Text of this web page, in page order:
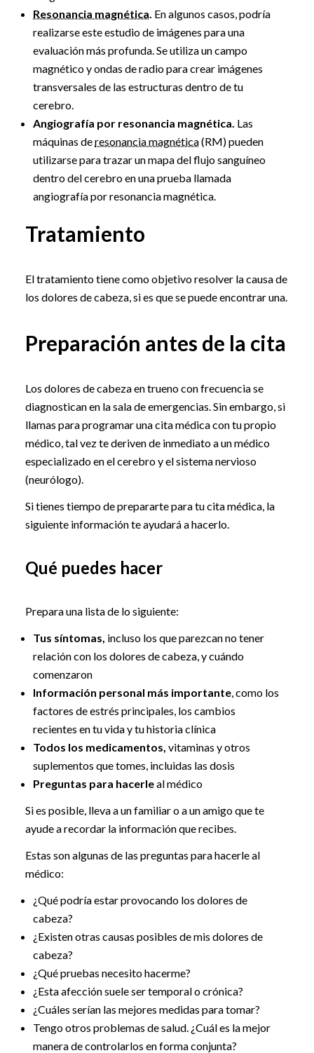
Resonancia magnética. En algunos casos, podría
realizarse este estudio de imágenes para una
evaluación más profunda. Se utiliza un campo
magnético y ondas de radio para crear imágenes
transversales de las estructuras dentro de tu
cerebro.
Angiografía por resonancia magnética. Las
máquinas deresonancia magnética(RM) pueden
utilizarse para trazar un mapa del flujo sanguíneo
dentro del cerebro en una prueba llamada
angiografía por resonancia magnética.
Tratamiento
El tratamiento tiene como objetivo resolver la causa de
los dolores de cabeza, si es que se puede encontrar una.
Preparación antes de la cita
Los dolores de cabeza en trueno con frecuencia se
diagnostican en la sala de emergencias. Sin embargo, si
llamas para programar una cita médica con tu propio
médico, tal vez te deriven de inmediato a un médico
especializado en el cerebro y el sistema nervioso
(neurólogo).
Si tienes tiempo de prepararte para tu cita médica, la
siguiente información te ayudará a hacerlo.
Qué puedes hacer
Prepara una lista de lo siguiente:
Tus síntomas, incluso los que parezcan no tener
relación con los dolores de cabeza, y cuándo
comenzaron
Información personal más importante, como los
factores de estrés principales, los cambios
recientes en tu vida y tu historia clínica
Todos los medicamentos, vitaminas y otros
suplementos que tomes, incluidas las dosis
Preguntas para hacerleal médico
Si es posible, lleva a un familiar o a un amigo que te
ayude a recordar la información que recibes.
Estas son algunas de las preguntas para hacerle al
médico:
¿Qué podría estar provocando los dolores de
cabeza?
¿Existen otras causas posibles de mis dolores de
cabeza?
¿Qué pruebas necesito hacerme?
¿Esta afección suele ser temporal o crónica?
¿Cuáles serían las mejores medidas para tomar?
Tengo otros problemas de salud. ¿Cuál es la mejor
manera de controlarlos en forma conjunta?